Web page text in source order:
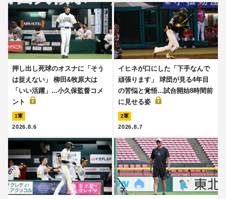
押し出し死球のオスナに「そう
は捉えない」 柳田&牧原大は
「いい活躍」...小久保監督コメ
ント
1軍
2026.8.6
イヒネが口にした「下手なんで
頑張ります」 球団が見る4年目
の苦悩と覚悟...試合開始8時間前
に見せる姿
2軍
2026.8.7